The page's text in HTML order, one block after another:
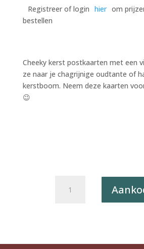
Registreer of login hier om
bestellen
Cheeky kerst postkaarten met een
ze naar je chagrijnige oudtante of
kerstboom. Neem deze kaarten
😉
Caught